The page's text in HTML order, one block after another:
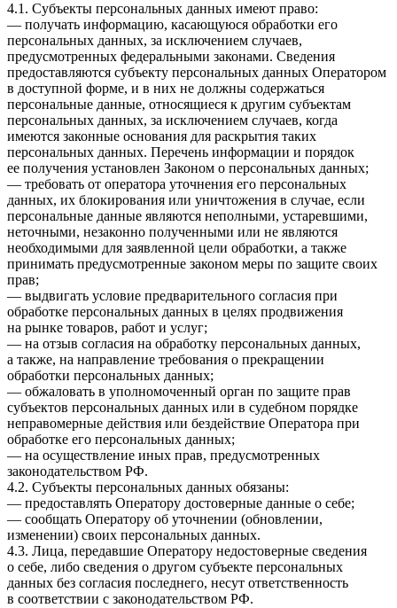
4.1. Субъекты персональных данных имеют право:
— получать информацию, касающуюся обработки его
персональных данных, за исключением случаев,
предусмотренных федеральными законами. Сведения
предоставляются субъекту персональных данных Оператором
в доступной форме, и в них не должны содержаться
персональные данные, относящиеся к другим субъектам
персональных данных, за исключением случаев, когда
имеются законные основания для раскрытия таких
персональных данных. Перечень информации и порядок
ее получения установлен Законом о персональных данных;
— требовать от оператора уточнения его персональных
данных, их блокирования или уничтожения в случае, если
персональные данные являются неполными, устаревшими,
неточными, незаконно полученными или не являются
необходимыми для заявленной цели обработки, а также
принимать предусмотренные законом меры по защите своих
прав;
— выдвигать условие предварительного согласия при
обработке персональных данных в целях продвижения
на рынке товаров, работ и услуг;
— на отзыв согласия на обработку персональных данных,
а также, на направление требования о прекращении
обработки персональных данных;
— обжаловать в уполномоченный орган по защите прав
субъектов персональных данных или в судебном порядке
неправомерные действия или бездействие Оператора при
обработке его персональных данных;
— на осуществление иных прав, предусмотренных
законодательством РФ.
4.2. Субъекты персональных данных обязаны:
— предоставлять Оператору достоверные данные о себе;
— сообщать Оператору об уточнении (обновлении,
изменении) своих персональных данных.
4.3. Лица, передавшие Оператору недостоверные сведения
о себе, либо сведения о другом субъекте персональных
данных без согласия последнего, несут ответственность
в соответствии с законодательством РФ.